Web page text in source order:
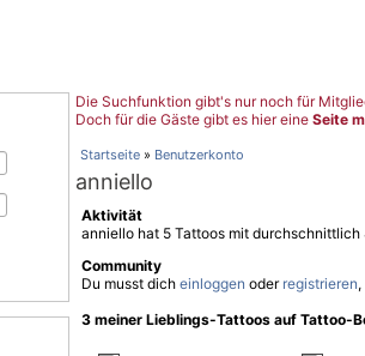
Die Suchfunktion gibt's nur noch für
Doch für die Gäste gibt es hier eine Seite
Startseite » Benutzerkonto
anniello
Aktivität
anniello hat 5 Tattoos mit
Community
Du musst dich einloggen oder registrieren
3 meiner Lieblings-Tattoos auf Tattoo-